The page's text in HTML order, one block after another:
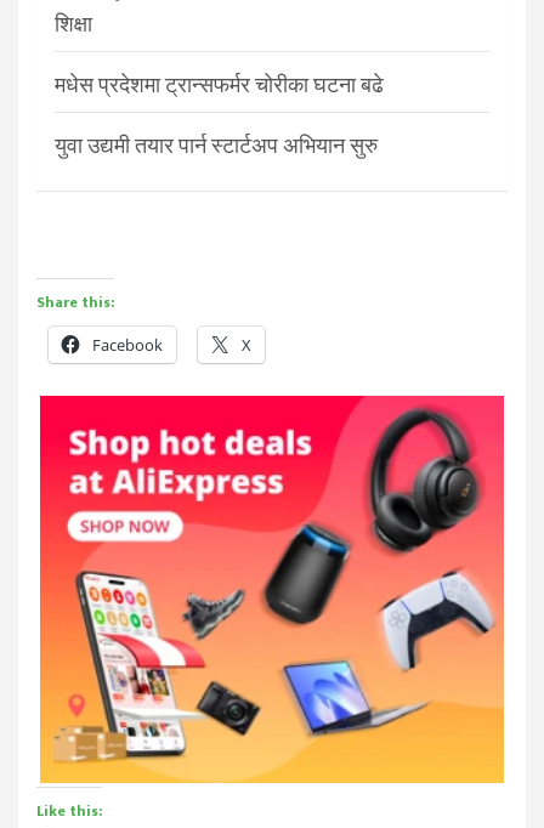
शिक्षा
मधेस प्रदेशमा ट्रान्सफर्मर चोरीका घटना बढे
युवा उद्यमी तयार पार्न स्टार्टअप अभियान सुरु
Share this:
Facebook X
Like this: